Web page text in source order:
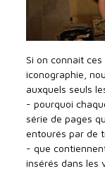
Si on connait
iconographie,
auxquels seuls
- pourquoi
série de pages
entourés par de
- que
insérés dans les